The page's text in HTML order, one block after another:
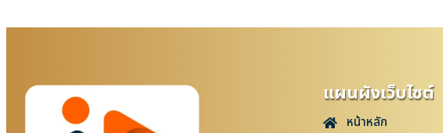
แผนผังเว็บไซต์
หน้าหลัก